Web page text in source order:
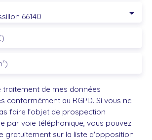
66140
traitement de mes données
conformément au RGPD. Si vous ne
faire l'objet de prospection
par voie téléphonique, vous pouvez
gratuitement sur la liste d'opposition